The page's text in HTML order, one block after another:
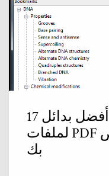
17 من أفضل بدائل Adobe Acrobat
لملفات PDF لجهاز الكمبيوتر الخاص
بك